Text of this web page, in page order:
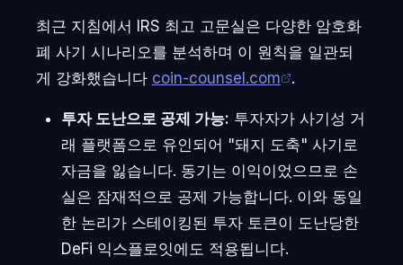
최근 지침에서 IRS 최고 고문실은 다양한 암호화
폐 사기 시나리오를 분석하며 이 원칙을 일관되
게 강화했습니다 coin-counsel.com .
투자 도난으로 공제 가능: 투자자가 사기성 거
래 플랫폼으로 유인되어 "돼지 도축" 사기로
자금을 잃습니다. 동기는 이익이었으므로 손
실은 잠재적으로 공제 가능합니다. 이와 동일
한 논리가 스테이킹된 투자 토큰이 도난당한
DeFi 익스플로잇에도 적용됩니다.